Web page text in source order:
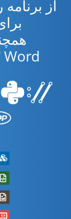
Word استفاده کنید.